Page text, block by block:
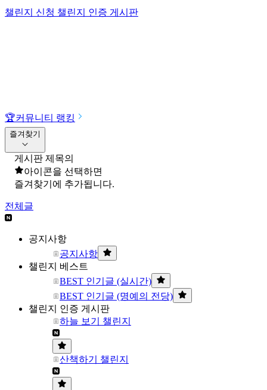
챌린지 신청 챌린지 인증 게시판
🏆커뮤니티 랭킹
즐겨찾기
게시판 제목의
아이콘을 선택하면
즐겨찾기에 추가됩니다.
전체글
공지사항
공지사항
챌린지 베스트
BEST 인기글 (실시간)
BEST 인기글 (명예의 전당)
챌린지 인증 게시판
하늘 보기 챌린지
산책하기 챌린지